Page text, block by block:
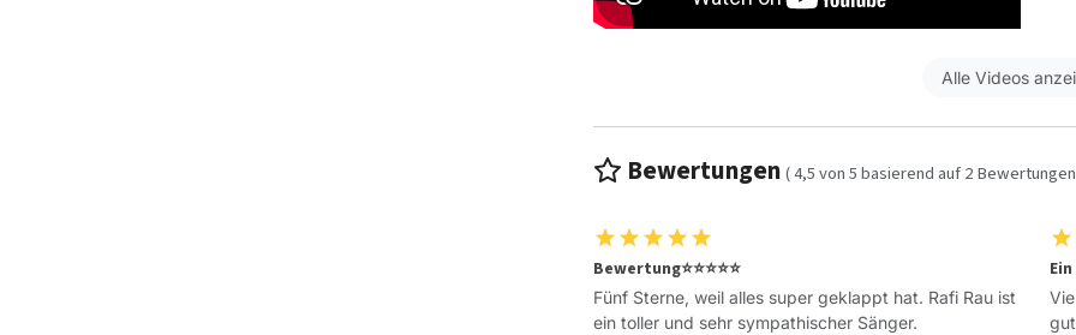
Alle Videos
Bewertungen(4,5von5basierend auf2
Bewertung⭐️⭐️⭐️⭐️⭐️
Fünf Sterne, weil alles super geklappt hat. Rafi Rau ist
ein toller und sehr sympathischer Sänger.